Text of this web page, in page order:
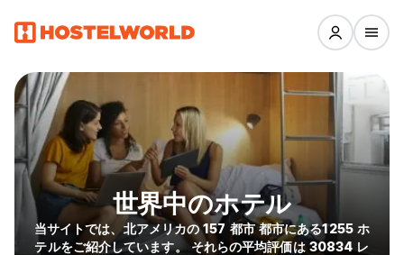
世界中のホテル
当サイトでは、北アメリカの 157 都市 都市にある1255 ホ
テルをご紹介しています。 それらの平均評価は 30834 レ